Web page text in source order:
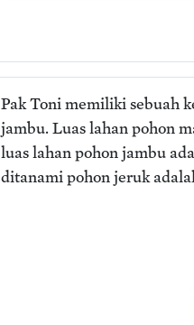
Pak Toni memiliki sebuah
jambu. Luas lahan pohon
luas lahan pohon jambu
ditanami pohon jeruk